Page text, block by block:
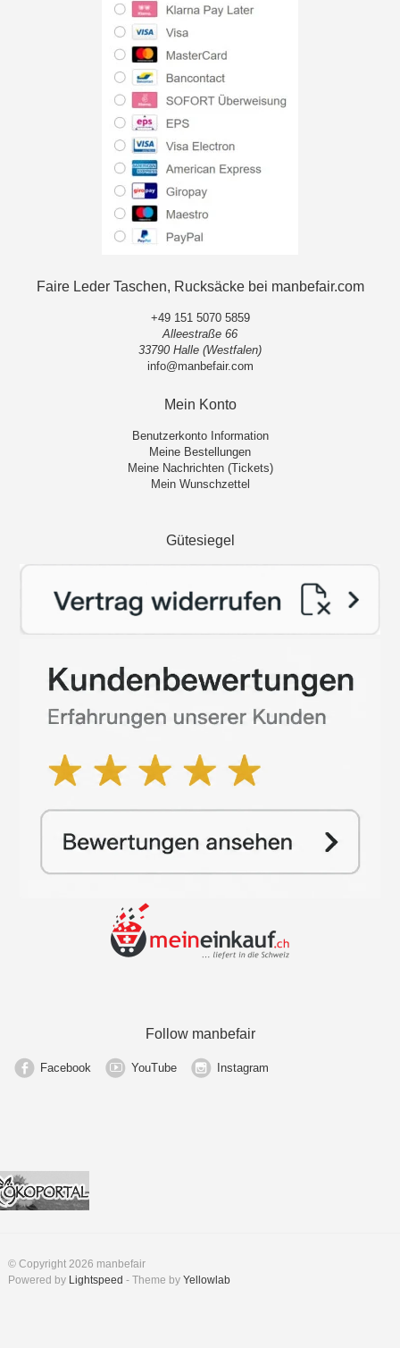
Faire Leder Taschen, Rucksäcke bei manbefair.com
+49 151 5070 5859
Alleestraße 66
33790 Halle (Westfalen)
info@manbefair.com
Mein Konto
Benutzerkonto Information
Meine Bestellungen
Meine Nachrichten (Tickets)
Mein Wunschzettel
Gütesiegel
Follow manbefair
Facebook YouTube Instagram
© Copyright 2026 manbefair
Powered by Lightspeed - Theme by Yellowlab